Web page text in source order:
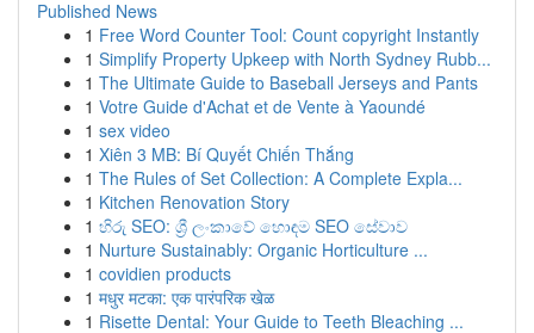
Published News
1 Free Word Counter Tool: Count copyright Instantly
1 Simplify Property Upkeep with North Sydney Rubb...
1 The Ultimate Guide to Baseball Jerseys and Pants
1 Votre Guide d'Achat et de Vente à Yaoundé
1 sex video
1 Xiên 3 MB: Bí Quyết Chiến Thắng
1 The Rules of Set Collection: A Complete Expla...
1 Kitchen Renovation Story
1 හිරු SEO: ශ්‍රී ලංකාවේ හොඳම SEO සේවාව
1 Nurture Sustainably: Organic Horticulture ...
1 covidien products
1 मधुर मटका: एक पारंपरिक खेळ
1 Risette Dental: Your Guide to Teeth Bleaching ...